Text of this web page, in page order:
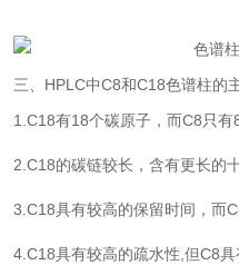
三、HPLC中C8和C18色谱柱的
1.C18有18个碳原子，而C8只有
2.C18的碳链较长，含有更长的
3.C18具有较高的保留时间，而
4.C18具有较高的疏水性,但C8具